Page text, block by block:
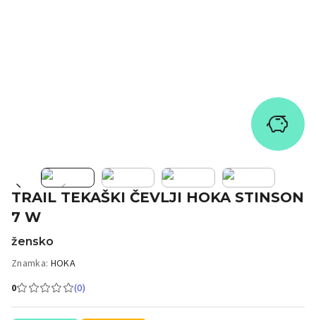
TRAIL TEKAŠKI ČEVLJI HOKA STINSON
7 W
žensko
Znamka: HOKA
0
(0)